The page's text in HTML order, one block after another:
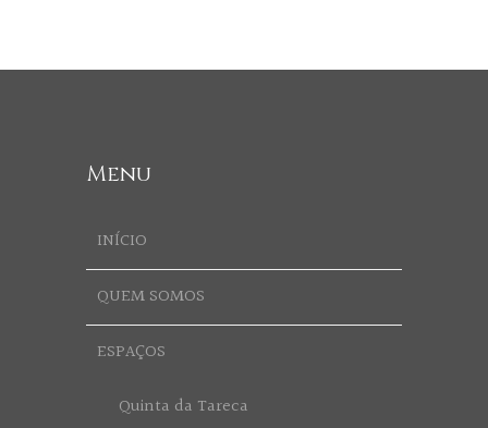
Menu
INÍCIO
QUEM SOMOS
ESPAÇOS
Quinta da Tareca